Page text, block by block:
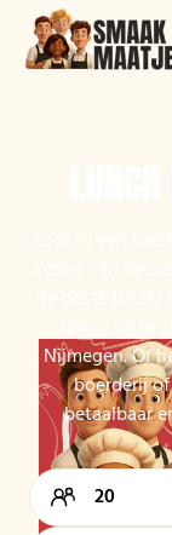
Nijmegen. Of
boerderij
betaalbaar